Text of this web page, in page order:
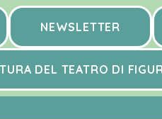
NEWSLETTER
DEL TEATRO DI